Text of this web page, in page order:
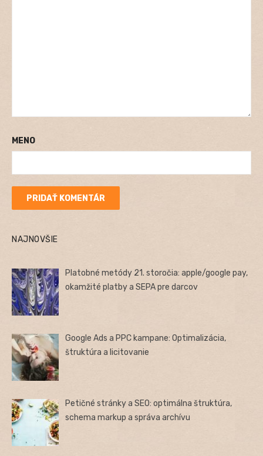
MENO
NAJNOVŠIE
Platobné metódy 21. storočia: apple/google pay,
okamžité platby a SEPA pre darcov
Google Ads a PPC kampane: Optimalizácia,
štruktúra a licitovanie
Petičné stránky a SEO: optimálna štruktúra,
schema markup a správa archívu